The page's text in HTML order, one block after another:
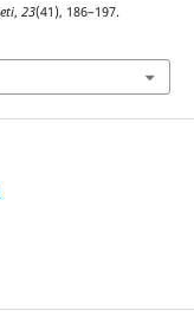
, 23(41), 186–197.